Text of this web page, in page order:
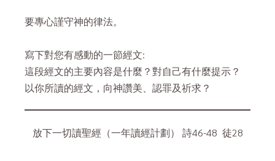
要專心謹守神的律法。
寫下對您有感動的一節經文:
這段經文的主要內容是什麼？對自己有什麼提示？
以你所讀的經文，向神讚美、認罪及祈求？
放下一切讀聖經（一年讀經計劃） 詩46-48 徒28